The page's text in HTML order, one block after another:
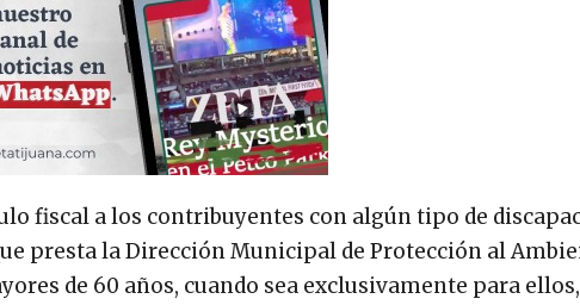
fiscal a los contribuyentes con algún tipo de
presta la Dirección Municipal de Protección al
de 60 años, cuando sea exclusivamente para